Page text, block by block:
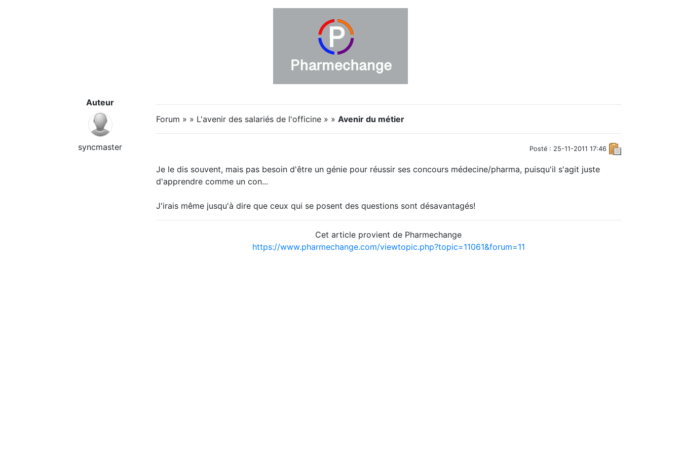
Auteur
syncmaster
Forum » » L'avenir des salariés de l'officine » » Avenir du métier
Posté : 25-11-2011 17:46
Je le dis souvent, mais pas besoin d'être un génie pour réussir ses concours médecine/pharma, puisqu'il s'agit juste
d'apprendre comme un con...
J'irais même jusqu'à dire que ceux qui se posent des questions sont désavantagés!
Cet article provient de Pharmechange
https://www.pharmechange.com/viewtopic.php?topic=11061&forum=11